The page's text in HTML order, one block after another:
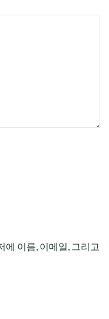
에 이름, 이메일, 그리고